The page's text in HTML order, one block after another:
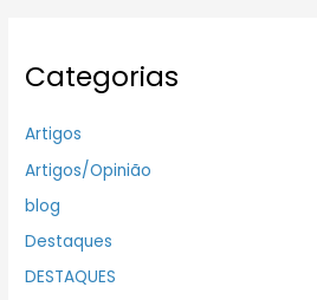
Categorias
Artigos
Artigos/Opinião
blog
Destaques
DESTAQUES